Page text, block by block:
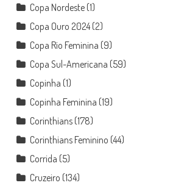
Copa Nordeste(1)
Copa Ouro 2024(2)
Copa Rio Feminina (9)
Copa Sul-Americana (59)
Copinha (1)
Copinha Feminina (19)
Corinthians(178)
Corinthians Feminino (44)
Corrida (5)
Cruzeiro (134)